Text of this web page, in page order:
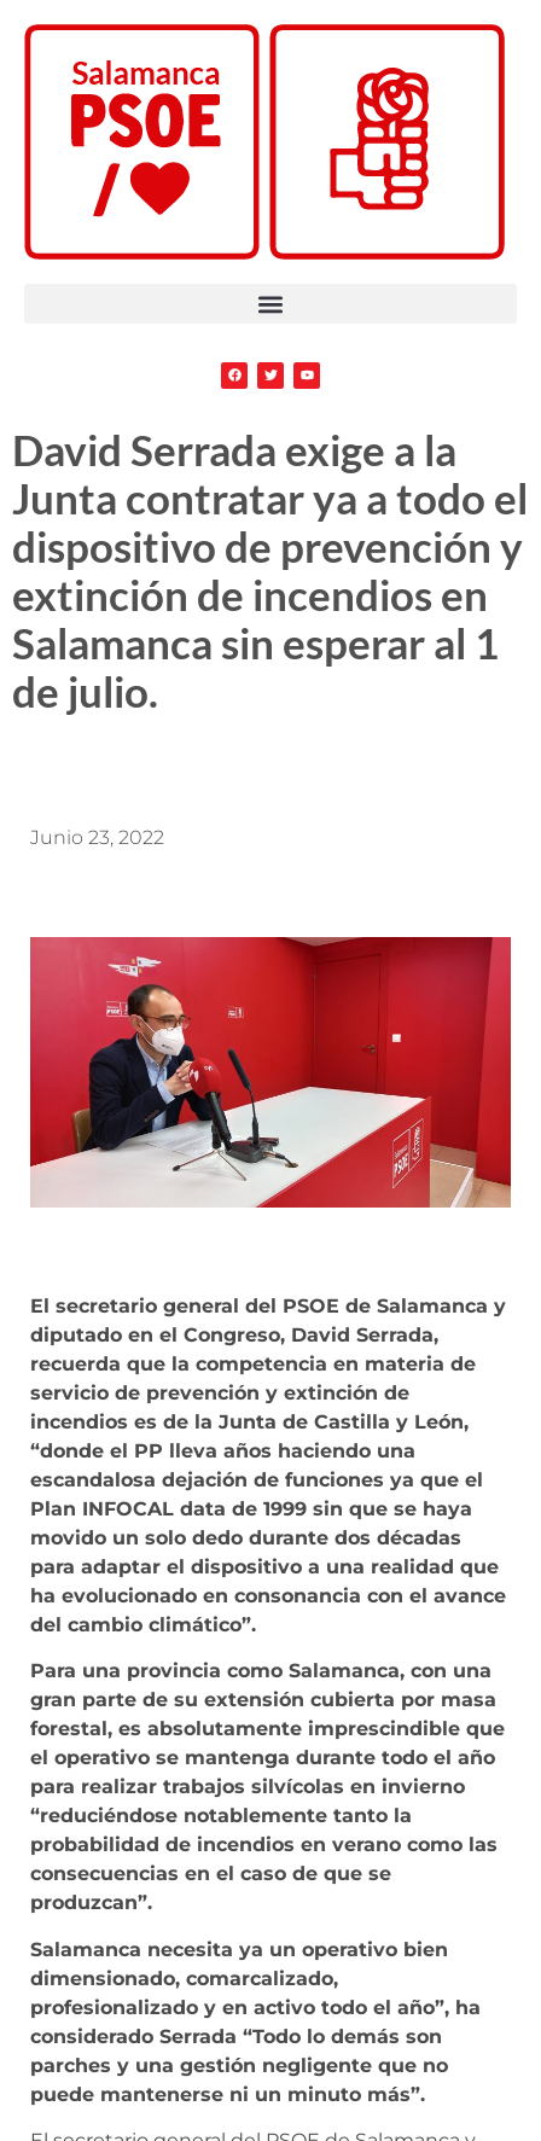
David Serrada exige a la
Junta contratar ya a todo el
dispositivo de prevención y
extinción de incendios en
Salamanca sin esperar al 1
de julio.
Junio 23, 2022
El secretario general del PSOE de Salamanca y
diputado en el Congreso, David Serrada,
recuerda que la competencia en materia de
servicio de prevención y extinción de
incendios es de la Junta de Castilla y León,
“donde el PP lleva años haciendo una
escandalosa dejación de funciones ya que el
Plan INFOCAL data de 1999 sin que se haya
movido un solo dedo durante dos décadas
para adaptar el dispositivo a una realidad que
ha evolucionado en consonancia con el avance
del cambio climático”.
Para una provincia como Salamanca, con una
gran parte de su extensión cubierta por masa
forestal, es absolutamente imprescindible que
el operativo se mantenga durante todo el año
para realizar trabajos silvícolas en invierno
“reduciéndose notablemente tanto la
probabilidad de incendios en verano como las
consecuencias en el caso de que se
produzcan”.
Salamanca necesita ya un operativo bien
dimensionado, comarcalizado,
profesionalizado y en activo todo el año”, ha
considerado Serrada “Todo lo demás son
parches y una gestión negligente que no
puede mantenerse ni un minuto más”.